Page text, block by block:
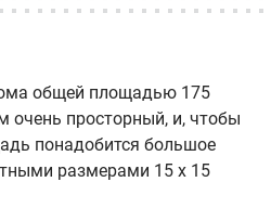
общей площадью 175
очень просторный, и, чтобы
понадобится большое
размерами 15 х 15